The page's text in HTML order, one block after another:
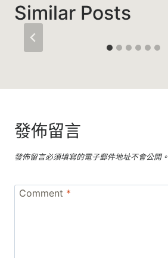
Similar Posts
發佈留言
發佈留言必須填寫的電子郵件地址不會公開。
Comment *